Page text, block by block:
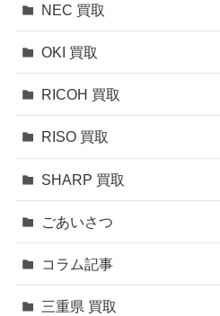
NEC 買取
OKI 買取
RICOH 買取
RISO 買取
SHARP 買取
ごあいさつ
コラム記事
三重県 買取